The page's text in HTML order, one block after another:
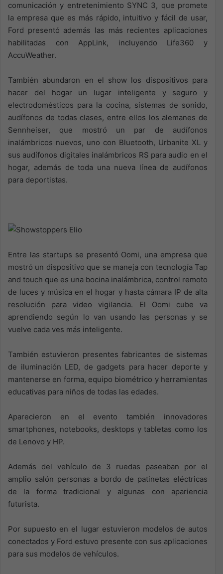
comunicación y entretenimiento SYNC 3, que promete
la empresa que es más rápido, intuitivo y fácil de usar,
Ford presentó además las más recientes aplicaciones
habilitadas con AppLink, incluyendo Life360 y
AccuWeather.
También abundaron en el show los dispositivos para
hacer del hogar un lugar inteligente y seguro y
electrodomésticos para la cocina, sistemas de sonido,
audífonos de todas clases, entre ellos los alemanes de
Sennheiser, que mostró un par de audífonos
inalámbricos nuevos, uno con Bluetooth, Urbanite XL y
sus audífonos digitales inalámbricos RS para audio en el
hogar, además de toda una nueva línea de audífonos
para deportistas.
Entre las startups se presentó Oomi, una empresa que
mostró un dispositivo que se maneja con tecnología Tap
and touch que es una bocina inalámbrica, control remoto
de luces y música en el hogar y hasta cámara IP de alta
resolución para video vigilancia. El Oomi cube va
aprendiendo según lo van usando las personas y se
vuelve cada ves más inteligente.
También estuvieron presentes fabricantes de sistemas
de iluminación LED, de gadgets para hacer deporte y
mantenerse en forma, equipo biométrico y herramientas
educativas para niños de todas las edades.
Aparecieron en el evento también innovadores
smartphones, notebooks, desktops y tabletas como los
de Lenovo y HP.
Además del vehículo de 3 ruedas paseaban por el
amplio salón personas a bordo de patinetas eléctricas
de la forma tradicional y algunas con apariencia
futurista.
Por supuesto en el lugar estuvieron modelos de autos
conectados y Ford estuvo presente con sus aplicaciones
para sus modelos de vehículos.